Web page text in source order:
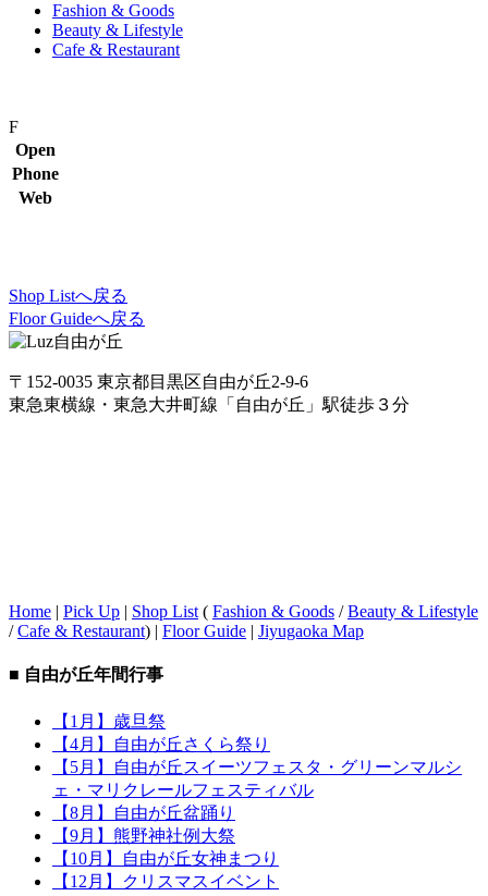
Fashion & Goods
Beauty & Lifestyle
Cafe & Restaurant
F
Open
Phone
Web
Shop Listへ戻る
Floor Guideへ戻る
〒152-0035 東京都目黒区自由が丘2-9-6
東急東横線・東急大井町線「自由が丘」駅徒歩３分
Home | Pick Up | Shop List ( Fashion & Goods /Beauty & Lifestyle
/Cafe & Restaurant) | Floor Guide | Jiyugaoka Map
■ 自由が丘年間行事
【1月】歳旦祭
【4月】自由が丘さくら祭り
【5月】自由が丘スイーツフェスタ・グリーンマルシ
ェ・マリクレールフェスティバル
【8月】自由が丘盆踊り
【9月】熊野神社例大祭
【10月】自由が丘女神まつり
【12月】クリスマスイベント